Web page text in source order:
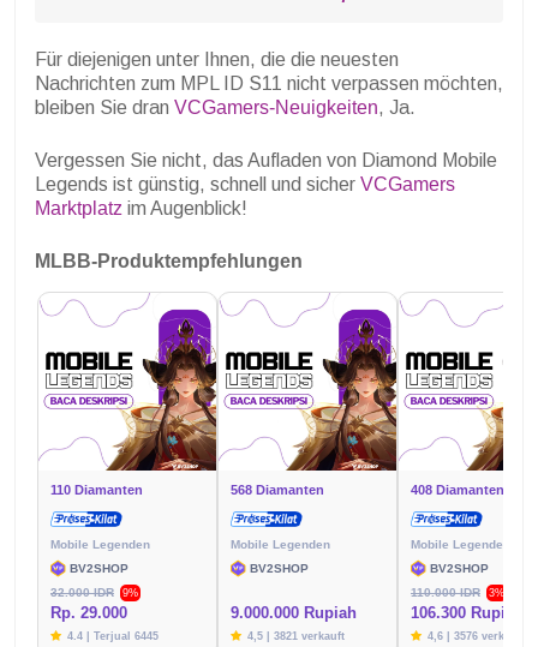
Für diejenigen unter Ihnen, die die neuesten
Nachrichten zum MPL ID S11 nicht verpassen möchten,
bleiben Sie dran VCGamers-Neuigkeiten, Ja.
Vergessen Sie nicht, das Aufladen von Diamond Mobile
Legends ist günstig, schnell und sicher VCGamers
Marktplatz im Augenblick!
MLBB-Produktempfehlungen
110 Diamanten
Mobile Legenden
BV2SHOP
32.000 IDR
9%
Rp. 29.000
4.4 | Terjual 6445
568 Diamanten
Mobile Legenden
BV2SHOP
9.000.000 Rupiah
4,5 | 3821 verkauft
408 Diamanten
Mobile Legenden
BV2SHOP
110.000 IDR
3%
106.300 Rupien
4,6 | 3576 verkauft